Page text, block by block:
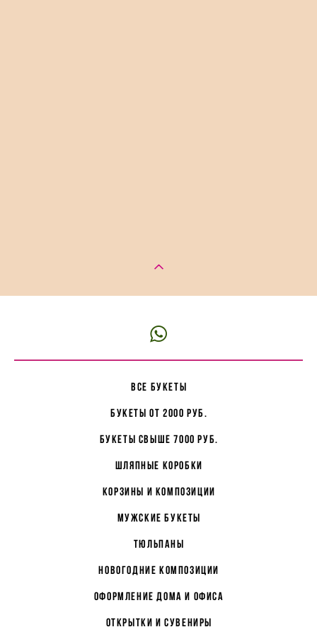
все букеты
букеты от 2000 руб.
букеты свыше 7000 руб.
Шляпные коробки
корзины и композиции
мужские букеты
Тюльпаны
Новогодние композиции
Оформление дома и офиса
Открытки и сувениры